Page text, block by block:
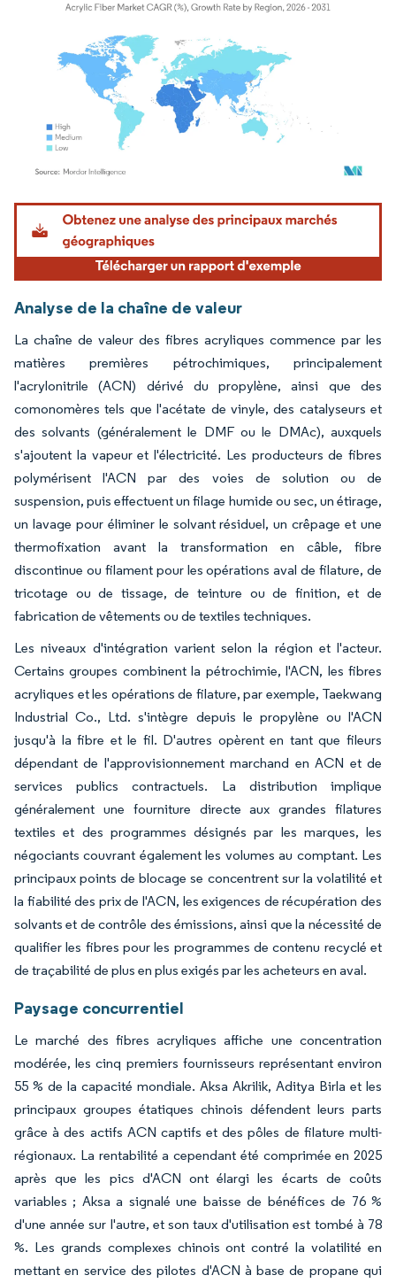
Image © Mordor Intelligence. La réutilisation nécessite une attribution sous CC BY
Analyse de la chaîne de valeur
La chaîne de valeur des fibres acryliques commence par les
matières premières pétrochimiques, principalement
l'acrylonitrile (ACN) dérivé du propylène, ainsi que des
comonomères tels que l'acétate de vinyle, des catalyseurs et
des solvants (généralement le DMF ou le DMAc), auxquels
s'ajoutent la vapeur et l'électricité. Les producteurs de fibres
polymérisent l'ACN par des voies de solution ou de
suspension, puis effectuent un filage humide ou sec, un étirage,
un lavage pour éliminer le solvant résiduel, un crêpage et une
thermofixation avant la transformation en câble, fibre
discontinue ou filament pour les opérations aval de filature, de
tricotage ou de tissage, de teinture ou de finition, et de
fabrication de vêtements ou de textiles techniques.
Les niveaux d'intégration varient selon la région et l'acteur.
Certains groupes combinent la pétrochimie, l'ACN, les fibres
acryliques et les opérations de filature, par exemple, Taekwang
Industrial Co., Ltd. s'intègre depuis le propylène ou l'ACN
jusqu'à la fibre et le fil. D'autres opèrent en tant que fileurs
dépendant de l'approvisionnement marchand en ACN et de
services publics contractuels. La distribution implique
généralement une fourniture directe aux grandes filatures
textiles et des programmes désignés par les marques, les
négociants couvrant également les volumes au comptant. Les
principaux points de blocage se concentrent sur la volatilité et
la fiabilité des prix de l'ACN, les exigences de récupération des
solvants et de contrôle des émissions, ainsi que la nécessité de
qualifier les fibres pour les programmes de contenu recyclé et
de traçabilité de plus en plus exigés par les acheteurs en aval.
Paysage concurrentiel
Le marché des fibres acryliques affiche une concentration
modérée, les cinq premiers fournisseurs représentant environ
55 % de la capacité mondiale. Aksa Akrilik, Aditya Birla et les
principaux groupes étatiques chinois défendent leurs parts
grâce à des actifs ACN captifs et des pôles de filature multi-
régionaux. La rentabilité a cependant été comprimée en 2025
après que les pics d'ACN ont élargi les écarts de coûts
variables ; Aksa a signalé une baisse de bénéfices de 76 %
d'une année sur l'autre, et son taux d'utilisation est tombé à 78
%. Les grands complexes chinois ont contré la volatilité en
mettant en service des pilotes d'ACN à base de propane qui